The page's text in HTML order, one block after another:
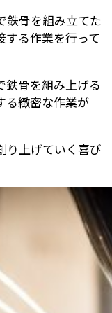
鉄骨を組み立てた
する作業を行って
鉄骨を組み上げる
る緻密な作業が
り上げていく喜び